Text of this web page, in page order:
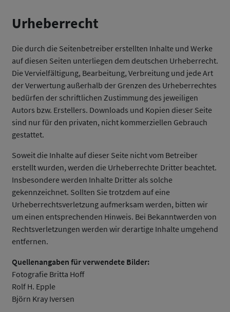
Urheberrecht
Die durch die Seitenbetreiber erstellten Inhalte und Werke
auf diesen Seiten unterliegen dem deutschen Urheberrecht.
Die Vervielfältigung, Bearbeitung, Verbreitung und jede Art
der Verwertung außerhalb der Grenzen des Urheberrechtes
bedürfen der schriftlichen Zustimmung des jeweiligen
Autors bzw. Erstellers. Downloads und Kopien dieser Seite
sind nur für den privaten, nicht kommerziellen Gebrauch
gestattet.
Soweit die Inhalte auf dieser Seite nicht vom Betreiber
erstellt wurden, werden die Urheberrechte Dritter beachtet.
Insbesondere werden Inhalte Dritter als solche
gekennzeichnet. Sollten Sie trotzdem auf eine
Urheberrechtsverletzung aufmerksam werden, bitten wir
um einen entsprechenden Hinweis. Bei Bekanntwerden von
Rechtsverletzungen werden wir derartige Inhalte umgehend
entfernen.
Quellenangaben für verwendete Bilder:
Fotografie Britta Hoff
Rolf H. Epple
Björn Kray Iversen